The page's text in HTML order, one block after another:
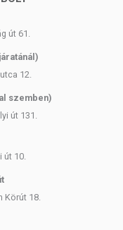
út 61.
12.
szemben)
út 131.
út 10.
Körút 18.